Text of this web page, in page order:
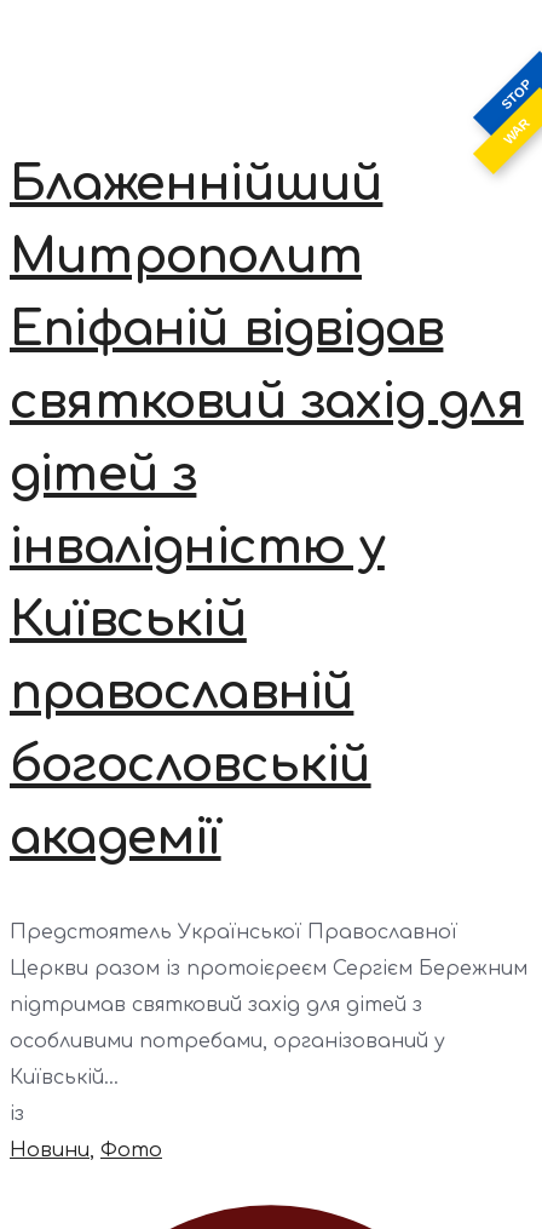
STOP
WAR
Блаженнійший
Митрополит
Епіфаній відвідав
святковий захід для
дітей з
інвалідністю у
Київській
православній
богословській
академії
Предстоятель Української Православної
Церкви разом із протоієреєм Сергієм Бережним
підтримав святковий захід для дітей з
особливими потребами, організований у
Київській...
із
Новини, Фото